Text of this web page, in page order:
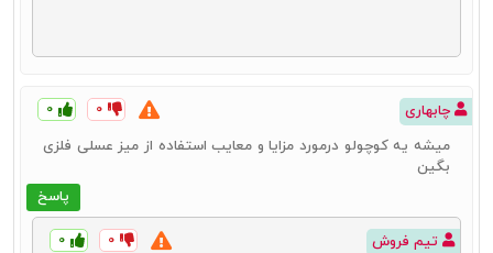
چابهاری ۰ ۰
پاسخ
میشه یه کوچولو درمورد مزایا و معایب استفاده از میز عسلی فلزی
بگین
تیم فروش ۰ ۰